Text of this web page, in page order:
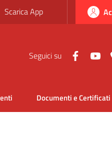
Scarica App
Seguici su
Documenti e Certificati